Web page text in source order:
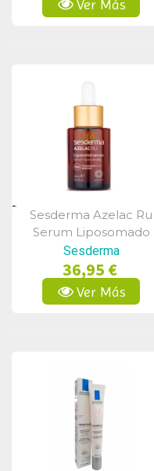
Ver Más
Vista Rápida
Sesderma Azelac Ru
Serum Liposomado
Despigmentante 30 Ml
Sesderma
36,95 €
Ver Más